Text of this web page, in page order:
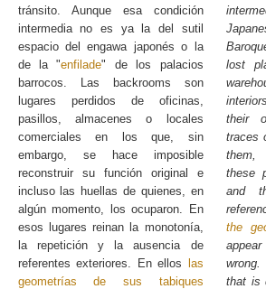
tránsito. Aunque esa condición
intermedia no es ya la del sutil
espacio del engawa japonés o la
de la "enfilade" de los palacios
barrocos. Las backrooms son
lugares perdidos de oficinas,
pasillos, almacenes o locales
comerciales en los que, sin
embargo, se hace imposible
reconstruir su función original e
incluso las huellas de quienes, en
algún momento, los ocuparon. En
esos lugares reinan la monotonía,
la repetición y la ausencia de
referentes exteriores. En ellos las
geometrías de sus tabiques
lost
their
traces
them,
these
and
the
wrong.
that is